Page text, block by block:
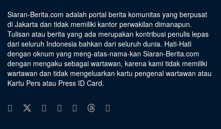
Siaran-Berita.com adalah portal berita komunitas yang berpusat
di Jakarta dan tidak memiliki kantor perwakilan dimanapun.
Tulisan atau berita yang ada merupakan kontribusi penulis lepas
dari seluruh Indonesia bahkan dari seluruh dunia. Hati-Hati
dengan oknum yang meng-atas-nama-kan Siaran-Berita.com
dengan mengaku sebagai wartawan, karena kami tidak memiliki
wartawan dan tidak mengeluarkan kartu pengenal wartawan atau
Kartu Pers atau Press ID Card.